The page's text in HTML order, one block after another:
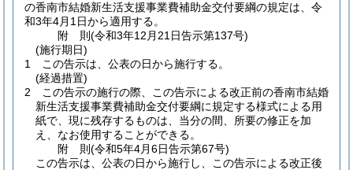
の香南市結婚新生活支援事業費補助金交付要綱の規定は、令
和3年4月1日から適用する。
附 則(令和3年12月21日告示第137号)
(施行期日)
1
この告示は、公表の日から施行する。
(経過措置)
2
この告示の施行の際、この告示による改正前の香南市結婚
新生活支援事業費補助金交付要綱に規定する様式による用
紙で、現に残存するものは、当分の間、所要の修正を加
え、なお使用することができる。
附 則(令和5年4月6日告示第67号)
この告示は、公表の日から施行し、この告示による改正後